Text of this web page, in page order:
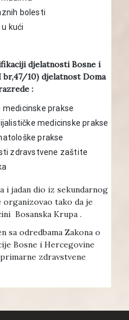
bolesti
kući
djelatnosti Bosne i
br,47/10) djelatnost Doma
:
prakse
medicinske prakse
prakse
zdravstvene zaštite
i jadan dio iz sekundarnog
organizovao tako da je
Bosanska Krupa .
sa odredbama Zakona o
Bosne i Hercegovine
zdravstvene